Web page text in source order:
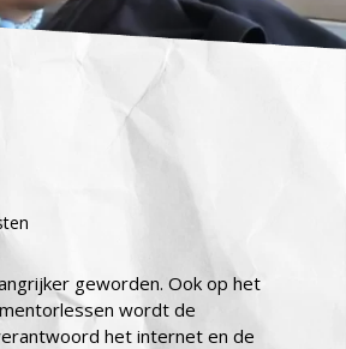
geworden. Ook op het
wordt de
het internet en de